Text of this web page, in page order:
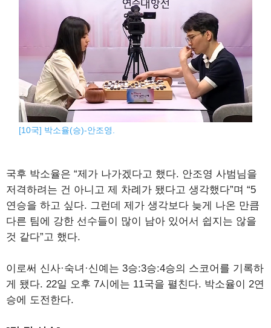
[10국] 박소율(승)-안조영.
국후 박소율은 “제가 나가겠다고 했다. 안조영 사범님을
저격하려는 건 아니고 제 차례가 됐다고 생각했다”며 “5
연승을 하고 싶다. 그런데 제가 생각보다 늦게 나온 만큼
다른 팀에 강한 선수들이 많이 남아 있어서 쉽지는 않을
것 같다”고 했다.
이로써 신사·숙녀·신예는 3승:3승:4승의 스코어를 기록하
게 됐다. 22일 오후 7시에는 11국을 펼친다. 박소율이 2연
승에 도전한다.